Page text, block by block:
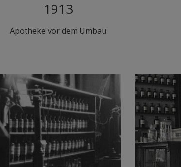
1913
Apotheke vor dem Umbau